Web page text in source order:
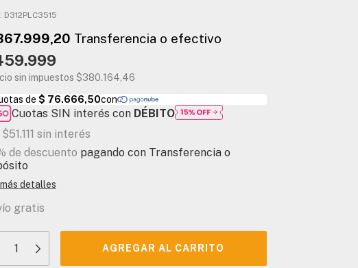
D312PLC3515
sin impuestos $380.164,46
Cuotas SIN interés con DÉBITO
$51.111 sin interés
de descuento pagando con Transferencia o
detalles
gratis